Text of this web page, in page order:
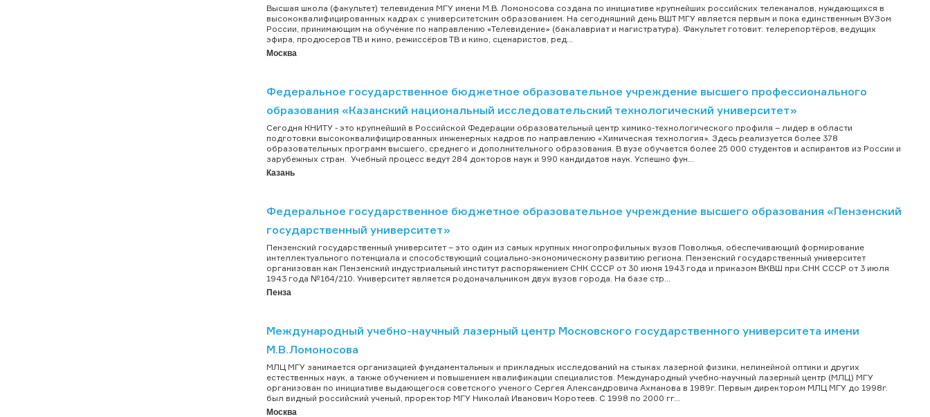
Высшая школа (факультет) телевидения МГУ имени М.В. Ломоносова создана по инициативе крупнейших российских телеканалов, нуждающихся в
высококвалифицированных кадрах с университетским образованием. На сегодняшний день ВШТ МГУ является первым и пока единственным ВУЗом
России, принимающим на обучение по направлению «Телевидение» (бакалавриат и магистратура). Факультет готовит: телерепортёров, ведущих
эфира, продюсеров ТВ и кино, режиссёров ТВ и кино, сценаристов, ред...
Москва
Федеральное государственное бюджетное образовательное учреждение высшего профессионального
образования «Казанский национальный исследовательский технологический университет»
Сегодня КНИТУ - это крупнейший в Российской Федерации образовательный центр химико-технологического профиля – лидер в области
подготовки высококвалифицированных инженерных кадров по направлению «Химическая технология». Здесь реализуется более 378
образовательных программ высшего, среднего и дополнительного образования. В вузе обучается более 25 000 студентов и аспирантов из России и
зарубежных стран. Учебный процесс ведут 284 докторов наук и 990 кандидатов наук. Успешно фун...
Казань
Федеральное государственное бюджетное образовательное учреждение высшего образования «Пензенский
государственный университет»
Пензенский государственный университет – это один из самых крупных многопрофильных вузов Поволжья, обеспечивающий формирование
интеллектуального потенциала и способствующий социально-экономическому развитию региона. Пензенский государственный университет
организован как Пензенский индустриальный институт распоряжением СНК СССР от 30 июня 1943 года и приказом ВКВШ при СНК СССР от 3 июля
1943 года №164/210. Университет является родоначальником двух вузов города. На базе стр...
Пенза
Международный учебно-научный лазерный центр Московского государственного университета имени
М.В.Ломоносова
МЛЦ МГУ занимается организацией фундаментальных и прикладных исследований на стыках лазерной физики, нелинейной оптики и других
естественных наук, а также обучением и повышением квалификации специалистов. Международный учебно-научный лазерный центр (МЛЦ) МГУ
организован по инициативе выдающегося советского ученого Сергея Александровича Ахманова в 1989г. Первым директором МЛЦ МГУ до 1998г.
был видный российский ученый, проректор МГУ Николай Иванович Коротеев. С 1998 по 2000 гг...
Москва